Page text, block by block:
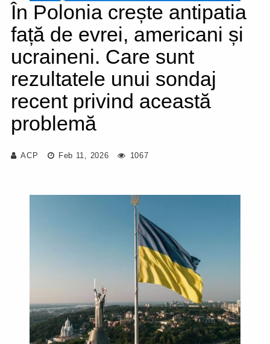
În Polonia crește antipatia
față de evrei, americani și
ucraineni. Care sunt
rezultatele unui sondaj
recent privind această
problemă
ACP Feb 11, 2026 1067